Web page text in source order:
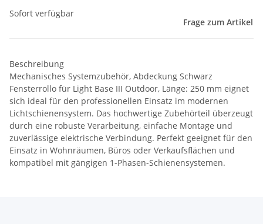
Sofort verfügbar
Frage zum Artikel
Beschreibung
Mechanisches Systemzubehör, Abdeckung Schwarz
Fensterrollo für Light Base III Outdoor, Länge: 250 mm eignet
sich ideal für den professionellen Einsatz im modernen
Lichtschienensystem. Das hochwertige Zubehörteil überzeugt
durch eine robuste Verarbeitung, einfache Montage und
zuverlässige elektrische Verbindung. Perfekt geeignet für den
Einsatz in Wohnräumen, Büros oder Verkaufsflächen und
kompatibel mit gängigen 1-Phasen-Schienensystemen.